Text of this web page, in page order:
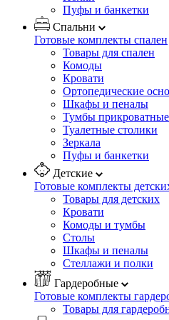
Пуфы и банкетки
Спальни
Готовые комплекты спален
Товары для спален
Комоды
Кровати
Ортопедические
Шкафы и пеналы
Тумбы прикроватные
Туалетные столики
Зеркала
Пуфы и банкетки
Детские
Готовые комплекты
Товары для детских
Кровати
Комоды и тумбы
Столы
Шкафы и пеналы
Стеллажи и полки
Гардеробные
Готовые комплекты
Товары для